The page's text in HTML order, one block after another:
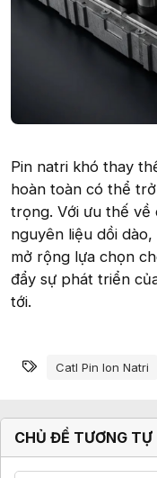
Pin natri khó thay
hoàn toàn có thể
trọng. Với ưu thế về
nguyên liệu dồi
mở rộng lựa chọn
đẩy sự phát triển
tới.
Từ khóa
Catl Pin Ion Natri
CHỦ ĐỀ TƯƠNG TỰ